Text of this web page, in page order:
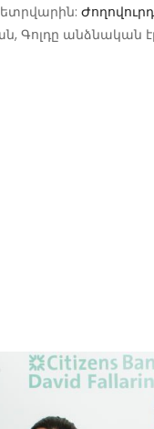
Ժողովուրդ
Գոլդը անձնական